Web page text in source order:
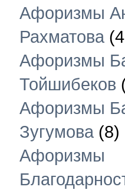
Афоризмы
Рахматова
Афоризмы
Тойшибеков
Афоризмы
Зугумова (8)
Афоризмы